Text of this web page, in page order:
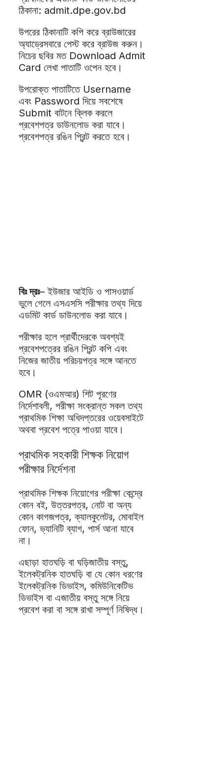
ঠিকানা: admit.dpe.gov.bd
উপরের ঠিকানাটি কপি করে ব্রাউজারের
অ্যাড্রেসবারে পেস্ট করে ব্রাউজ করুন।
নিচের ছবির মত Download Admit
Card লেখা পাতাটি ওপেন হবে।
উপরোক্ত পাতাটিতে Username
এবং Password দিয়ে সবশেষে
Submit বাটনে ক্লিক করলে
প্রবেশপত্র ডাউনলোড করা যাবে।
প্রবেশপত্র রঙিন প্রিন্ট করতে হবে।
বিঃ দ্রঃ– ইউজার আইডি ও পাসওয়ার্ড
ভুলে গেলে এসএসসি পরীক্ষার তথ্য দিয়ে
এডমিট কার্ড ডাউনলোড করা যাবে।
পরীক্ষার হলে প্রার্থীদেরকে অবশ্যই
প্রবেশপত্রের রঙিন প্রিন্ট কপি এবং
নিজের জাতীয় পরিচয়পত্র সঙ্গে আনতে
হবে।
OMR (ওএমআর) শিট পূরণের
নির্দেশাবলী, পরীক্ষা সংক্রান্ত সকল তথ্য
প্রাথমিক শিক্ষা অধিদপ্তরের ওয়েবসাইটে
অথবা প্রবেশ পত্রে পাওয়া যাবে।
প্রাথমিক সহকারী শিক্ষক নিয়োগ
পরীক্ষার নির্দেশনা
প্রাথমিক শিক্ষক নিয়োগের পরীক্ষা কেন্দ্রে
কোন বই, উত্তরপত্র, নোট বা অন্য
কোন কাগজপত্র, ক্যালকুলেটর, মোবাইল
ফোন, ভ্যানিটি ব্যাগ, পার্স আনা যাবে
না।
এছাড়া হাতঘড়ি বা ঘড়িজাতীয় বস্তু,
ইলেকট্রনিক হাতঘড়ি বা যে কোন ধরণের
ইলেকট্রনিক ডিভাইস, কমিউনিকেটিভ
ডিভাইস বা এজাতীয় বস্তু সঙ্গে নিয়ে
প্রবেশ করা বা সঙ্গে রাখা সম্পূর্ণ নিষিদ্ধ।